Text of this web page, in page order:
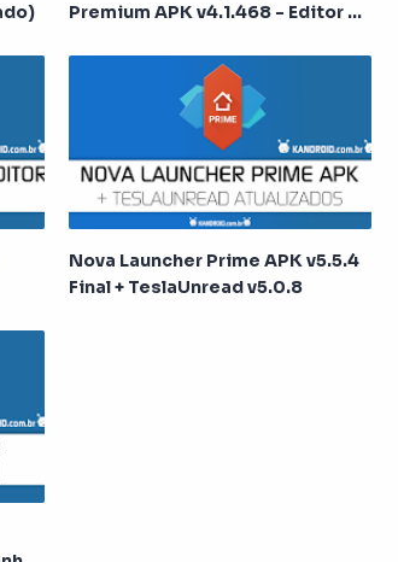
Premium APK v4.1.468 - Editor de
Nova Launcher Prime APK v5.5.4
Final + TeslaUnread v5.0.8